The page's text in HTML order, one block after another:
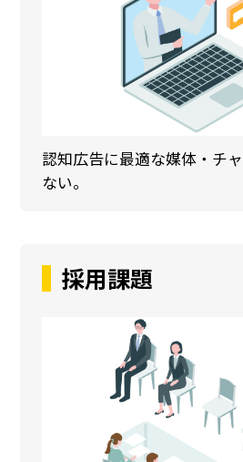
認知広告に最適な媒体・チ
ない。
採用課題